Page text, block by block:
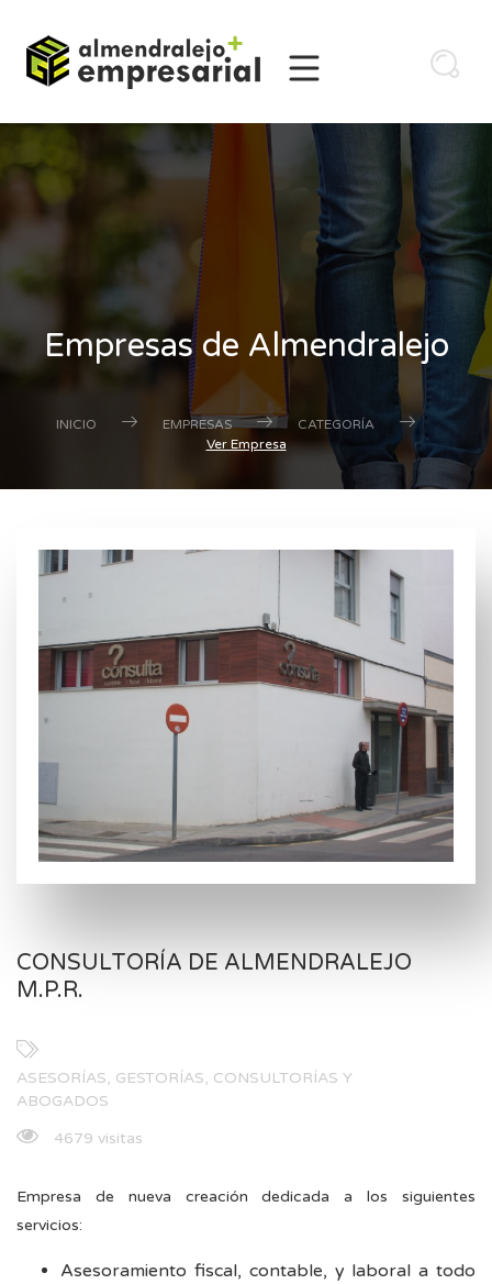
Empresas de Almendralejo
INICIO EMPRESAS
CATEGORÍA
Ver Empresa
CONSULTORÍA DE ALMENDRALEJO
M.P.R.
ASESORÍAS, GESTORÍAS, CONSULTORÍAS Y
ABOGADOS
4679 visitas
Empresa de nueva creación dedicada a los siguientes
servicios:
Asesoramiento fiscal, contable, y laboral a todo